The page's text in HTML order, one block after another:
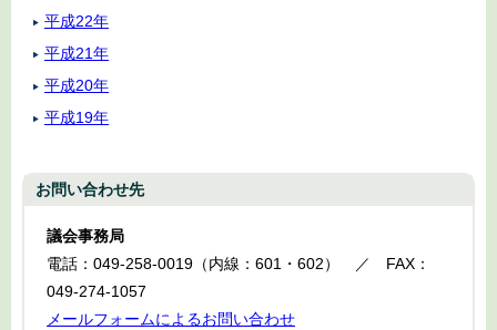
平成22年
平成21年
平成20年
平成19年
お問い合わせ先
議会事務局
電話：049-258-0019（内線：601・602） ／ FAX：
049-274-1057
メールフォームによるお問い合わせ